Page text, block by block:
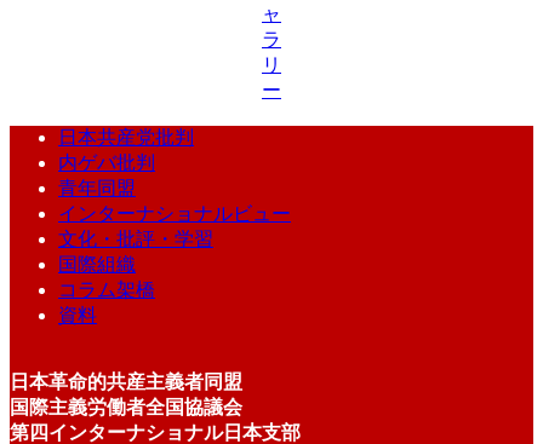
ャ
ラ
リ
ー
日本共産党批判
内ゲバ批判
青年同盟
インターナショナルビュー
文化・批評・学習
国際組織
コラム架橋
資料
日本革命的共産主義者同盟
国際主義労働者全国協議会
第四インターナショナル日本支部